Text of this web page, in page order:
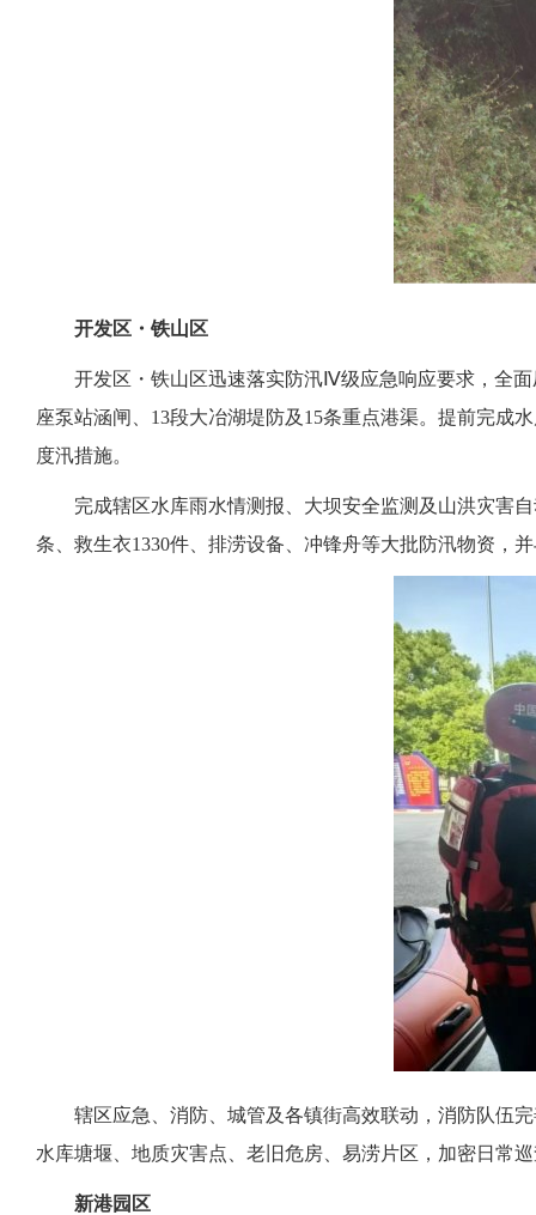
开发区・铁山区
开发区・铁山区迅速落实防汛Ⅳ级应急响应要求，全面
座泵站涵闸、13段大冶湖堤防及15条重点港渠。提前完成
度汛措施。
完成辖区水库雨水情测报、大坝安全监测及山洪灾害
条、救生衣1330件、排涝设备、冲锋舟等大批防汛物资，
辖区应急、消防、城管及各镇街高效联动，消防队伍
水库塘堰、地质灾害点、老旧危房、易涝片区，加密日常
新港园区